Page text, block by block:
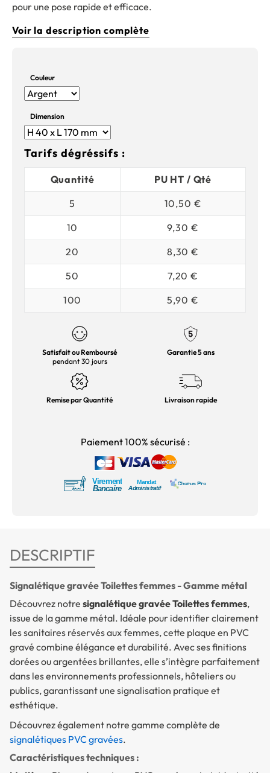
pour une pose rapide et efficace.
Voir la description complète
Couleur
Dimension
Tarifs dégréssifs :
Quantité
PU HT / Qté
5
10,50 €
10
9,30 €
20
8,30 €
50
7,20 €
100
5,90 €
Satisfait ou Remboursé
pendant 30 jours
Garantie 5 ans
Remise par Quantité Livraison rapide
Paiement 100% sécurisé :
DESCRIPTIF
Signalétique gravée Toilettes femmes - Gamme métal
Découvrez notre signalétique gravée Toilettes femmes,
issue de la gamme métal. Idéale pour identifier clairement
les sanitaires réservés aux femmes, cette plaque en PVC
gravé combine élégance et durabilité. Avec ses finitions
dorées ou argentées brillantes, elle s’intègre parfaitement
dans les environnements professionnels, hôteliers ou
publics, garantissant une signalisation pratique et
esthétique.
Découvrez également notre gamme complète de
signalétiques PVC gravées.
Caractéristiques techniques :